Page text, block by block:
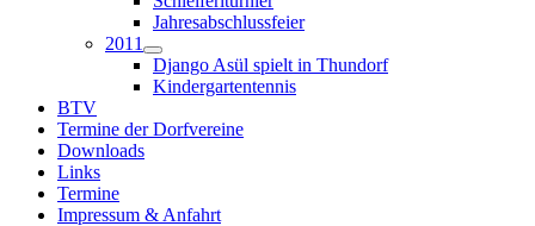
Jahresabschlussfeier
2011
Django Asül spielt in Thundorf
Kindergartentennis
BTV
Termine der Dorfvereine
Downloads
Links
Termine
Impressum & Anfahrt